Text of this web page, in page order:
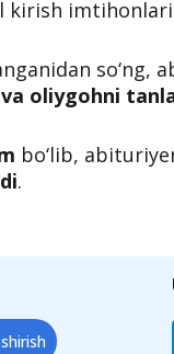
kirish
so‘ng,
va oliygohni
bo‘lib,
.